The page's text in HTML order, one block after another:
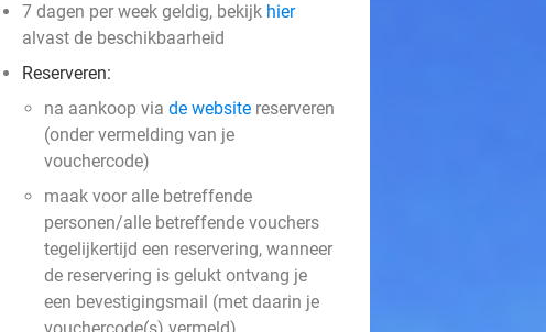
7 dagen per week geldig, bekijk hier
alvast de beschikbaarheid
Reserveren:
na aankoop via de website reserveren
(onder vermelding van je
vouchercode)
maak voor alle betreffende
personen/alle betreffende vouchers
tegelijkertijd een reservering, wanneer
de reservering is gelukt ontvang je
een bevestigingsmail (met daarin je